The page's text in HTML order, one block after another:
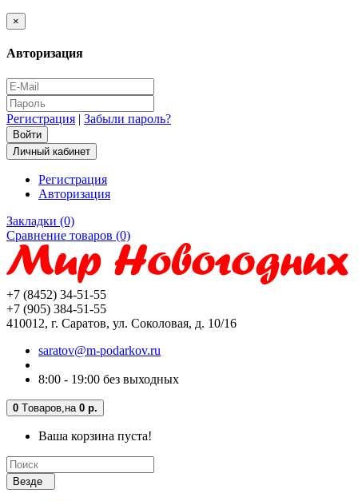
×
Авторизация
Регистрация | Забыли пароль?
Личный кабинет
Регистрация
Авторизация
Закладки (0)
Сравнение товаров (0)
+7 (8452) 34-51-55
+7 (905) 384-51-55
410012, г. Саратов, ул. Соколовая, д. 10/16
saratov@m-podarkov.ru
8:00 - 19:00 без выходных
0 Tоваров, на 0 р.
Ваша корзина пуста!
Везде